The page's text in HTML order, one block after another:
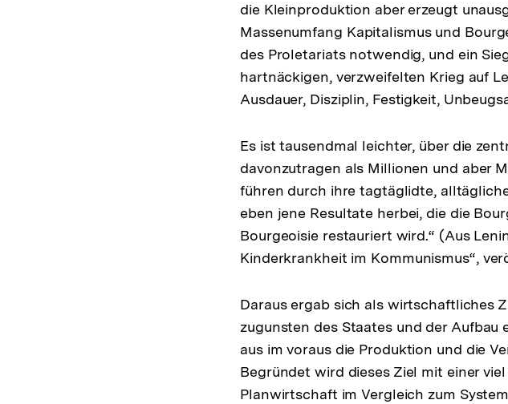
die Kleinproduktion aber erzeugt
Massenumfang Kapitalismus und
des Proletariats notwendig, und ein
hartnäckigen, verzweifelten Krieg auf
Ausdauer, Disziplin, Festigkeit,
Es ist tausendmal leichter, über die
davonzutragen als Millionen und aber
führen durch ihre tagtäglidte,
eben jene Resultate herbei, die die
Bourgeoisie restauriert wird.“ (Aus
Kinderkrankheit im Kommunismus“,
Daraus ergab sich als wirtschaftliches
zugunsten des Staates und der
aus im voraus die Produktion und die
Begründet wird dieses Ziel mit einer
Planwirtschaft im Vergleich zum